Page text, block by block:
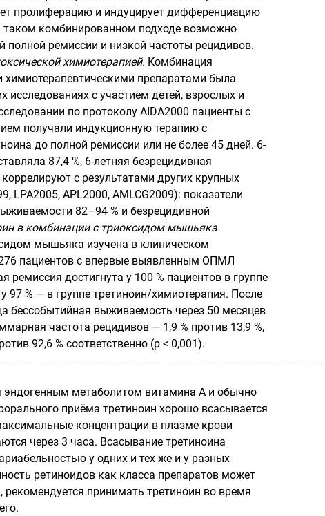
пролиферацию и индуцирует дифференциацию
комбинированном подходе возможно
полной ремиссии и низкой частоты рецидивов.
химиотерапией. Комбинация
препаратами была
исследованиях с участием детей, взрослых и
по протоколу AIDA2000 пациенты с
получали индукционную терапию с
до полной ремиссии или не более 45 дней. 6-
87,4 %, 6-летняя безрецидивная
с результатами других крупных
LPA2005, APL2000, AMLCG2009): показатели
82–94 % и безрецидивной
в комбинации с триоксидом мышьяка.
мышьяка изучена в клиническом
пациентов с впервые выявленным ОПМЛ
ремиссия достигнута у 100 % пациентов в группе
% — в группе третиноин/химиотерапия. После
бессобытийная выживаемость через 50 месяцев
частота рецидивов — 1,9 % против 13,9 %,
92,6 % соответственно (p < 0,001).
эндогенным метаболитом витамина А и обычно
приёма третиноин хорошо всасывается
концентрации в плазме крови
через 3 часа. Всасывание третиноина
у одних и тех же и у разных
ретиноидов как класса препаратов может
принимать третиноин во время